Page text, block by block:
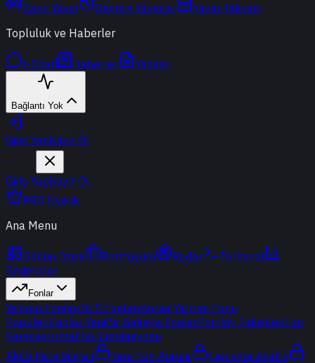
Canlı Yayın Geçmiş Yayınlar
Yayın Takvimi
Topluluk ve Haberler
t-Chat Haberler Yazılar
Bağlantı Yok
Giriş YapKayıt Ol
Giriş YapKayıt Ol
PRO Üyelik
Ana Menu
Günün Özeti Portföyüm Radar
Terminal
Endeksler
Fonlar
Yatırım FonlarıBES FonlarıBorsa Yatırım Fonu
Popüler Fonlar YeniBir Bakışta FonlarPortföy ŞirketleriFon
KarşılaştırmaFon Simülasyonu
Akıllı Para Sinyali
Ters Fon Arama
Çakışma Analizi